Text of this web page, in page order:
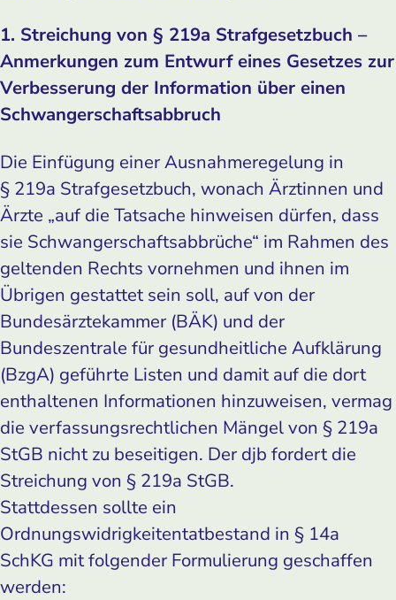
1. Streichung von § 219a Strafgesetzbuch –
Anmerkungen zum Entwurf eines Gesetzes zur
Verbesserung der Information über einen
Schwangerschaftsabbruch
Die Einfügung einer Ausnahmeregelung in
§ 219a Strafgesetzbuch, wonach Ärztinnen und
Ärzte „auf die Tatsache hinweisen dürfen, dass
sie Schwangerschaftsabbrüche“ im Rahmen des
geltenden Rechts vornehmen und ihnen im
Übrigen gestattet sein soll, auf von der
Bundesärztekammer (BÄK) und der
Bundeszentrale für gesundheitliche Aufklärung
(BzgA) geführte Listen und damit auf die dort
enthaltenen Informationen hinzuweisen, vermag
die verfassungsrechtlichen Mängel von § 219a
StGB nicht zu beseitigen. Der djb fordert die
Streichung von § 219a StGB.
Stattdessen sollte ein
Ordnungswidrigkeitentatbestand in § 14a
SchKG mit folgender Formulierung geschaffen
werden: